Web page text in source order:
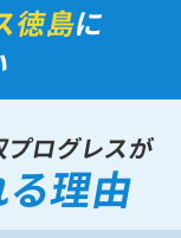
徳島に
ログレスが
理由